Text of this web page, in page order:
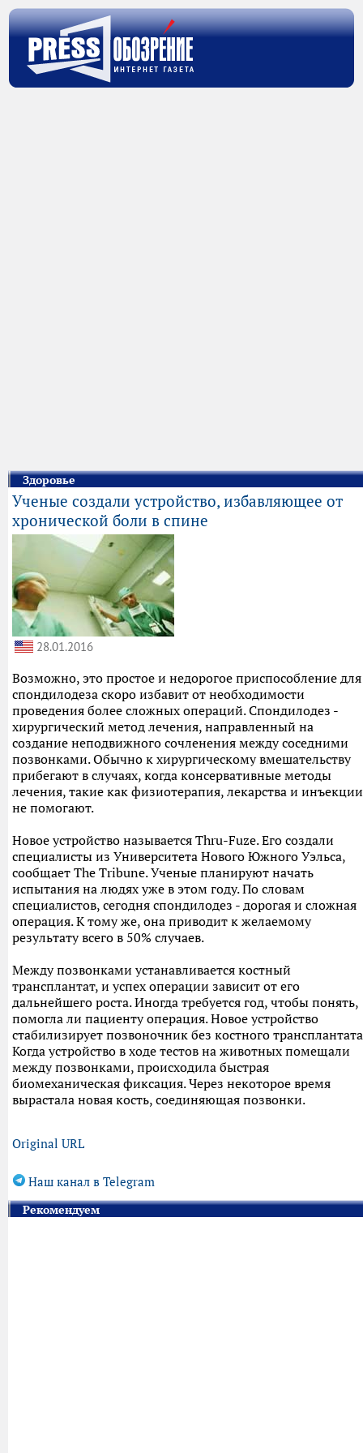
Здоровье
Ученые создали устройство, избавляющее от
хронической боли в спине
28.01.2016
Возможно, это простое и недорогое приспособление для
спондилодеза скоро избавит от необходимости
проведения более сложных операций. Спондилодез -
хирургический метод лечения, направленный на
создание неподвижного сочленения между соседними
позвонками. Обычно к хирургическому вмешательству
прибегают в случаях, когда консервативные методы
лечения, такие как физиотерапия, лекарства и
не помогают.
Новое устройство называется Thru-Fuze. Его создали
специалисты из Университета Нового Южного Уэльса,
сообщает The Tribune. Ученые планируют начать
испытания на людях уже в этом году. По словам
специалистов, сегодня спондилодез - дорогая и сложная
операция. К тому же, она приводит к желаемому
результату всего в 50% случаев.
Между позвонками устанавливается костный
трансплантат, и успех операции зависит от его
дальнейшего роста. Иногда требуется год, чтобы понять,
помогла ли пациенту операция. Новое устройство
стабилизирует позвоночник без костного
Когда устройство в ходе тестов на животных помещали
между позвонками, происходила быстрая
биомеханическая фиксация. Через некоторое время
вырастала новая кость, соединяющая позвонки.
Original URL
Наш канал в Telegram
Рекомендуем